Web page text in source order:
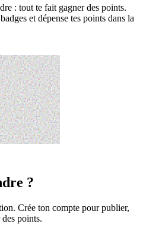
: tout te fait gagner des points.
et dépense tes points dans la
?
Crée ton compte pour publier,
points.